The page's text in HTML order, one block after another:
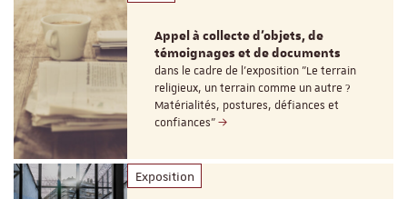
Appel à collecte d'objets, de
témoignages et de documents
dans le cadre de l'exposition "Le terrain
religieux, un terrain comme un autre ?
Matérialités, postures, défiances et
confiances"
Exposition